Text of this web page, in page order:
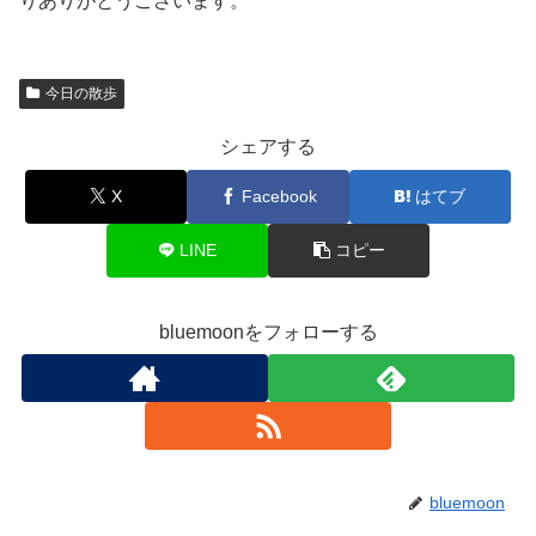
今日の散歩
シェアする
X Facebook はてブ
LINE コピー
bluemoonをフォローする
bluemoon